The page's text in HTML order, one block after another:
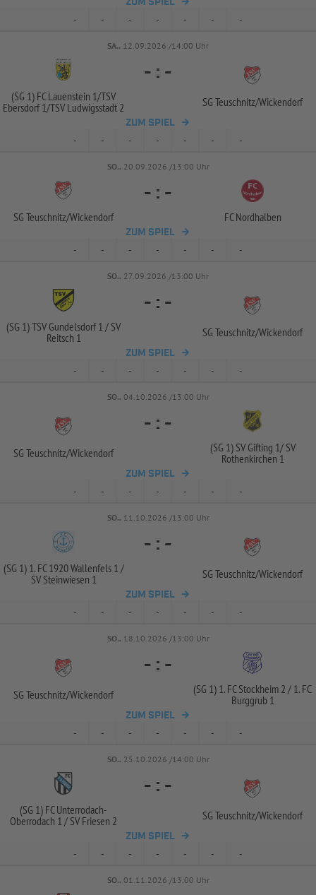
- - - - - - -
SA.. 12.09.2026 /14:00 Uhr
(SG 1) FC Lauenstein 1/TSV
Ebersdorf 1/TSV Ludwigsstadt 2
- : -
SG Teuschnitz/Wickendorf
ZUM SPIEL
- - - - - - -
SO.. 20.09.2026 /13:00 Uhr
SG Teuschnitz/Wickendorf
- : -
FC Nordhalben
ZUM SPIEL
- - - - - - -
SO.. 27.09.2026 /13:00 Uhr
(SG 1) TSV Gundelsdorf 1 / SV
Reitsch 1
- : -
SG Teuschnitz/Wickendorf
ZUM SPIEL
- - - - - - -
SO.. 04.10.2026 /13:00 Uhr
SG Teuschnitz/Wickendorf
- : -
(SG 1) SV Gifting 1/SV
Rothenkirchen 1
ZUM SPIEL
- - - - - - -
SO.. 11.10.2026 /13:00 Uhr
(SG 1) 1. FC 1920 Wallenfels 1 /
SV Steinwiesen 1
- : -
SG Teuschnitz/Wickendorf
ZUM SPIEL
- - - - - - -
SO.. 18.10.2026 /13:00 Uhr
SG Teuschnitz/Wickendorf
- : -
(SG 1) 1. FC Stockheim 2 / 1. FC
Burggrub 1
ZUM SPIEL
- - - - - - -
SO.. 25.10.2026 /14:00 Uhr
(SG 1) FC Unterrodach-
Oberrodach 1 / SV Friesen 2
- : -
SG Teuschnitz/Wickendorf
ZUM SPIEL
- - - - - - -
SO.. 01.11.2026 /13:00 Uhr